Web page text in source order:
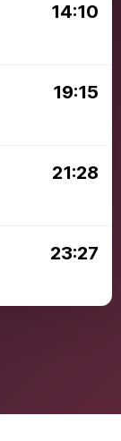
14:10
19:15
21:28
23:27